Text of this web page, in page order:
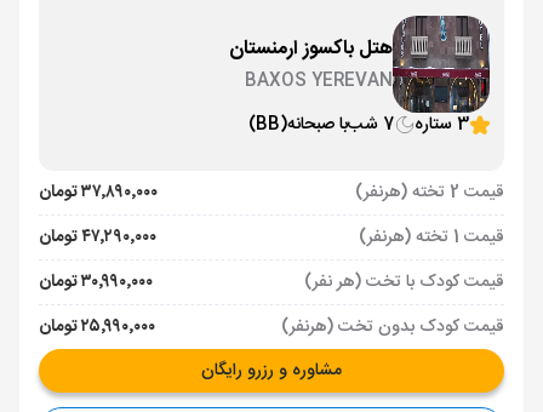
هتل باکسوز ارمنستان
BAXOS YEREVAN
3 ستاره
7 شب با صبحانه(BB)
قیمت 2 تخته (هرنفر)
۳۷٬۸۹۰٬۰۰۰ تومان
قیمت 1 تخته (هرنفر)
۴۷٬۲۹۰٬۰۰۰ تومان
قیمت کودک با تخت (هر نفر)
۳۰٬۹۹۰٬۰۰۰ تومان
قیمت کودک بدون تخت (هرنفر)
۲۵٬۹۹۰٬۰۰۰ تومان
مشاوره و رزرو رایگان